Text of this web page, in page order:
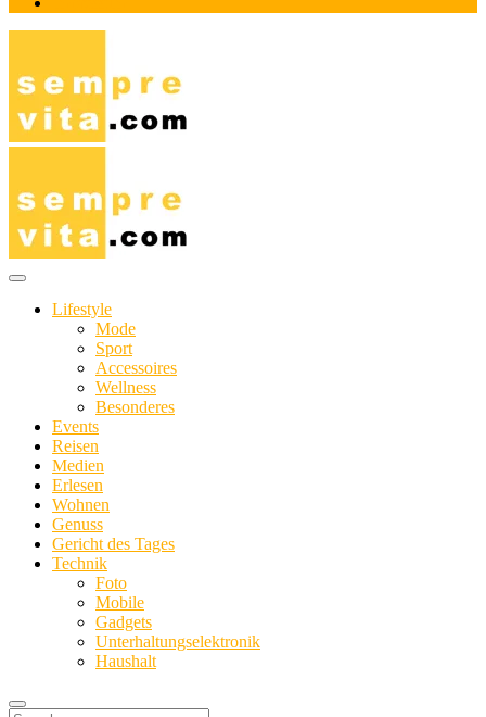
Lifestyle
Mode
Sport
Accessoires
Wellness
Besonderes
Events
Reisen
Medien
Erlesen
Wohnen
Genuss
Gericht des Tages
Technik
Foto
Mobile
Gadgets
Unterhaltungselektronik
Haushalt